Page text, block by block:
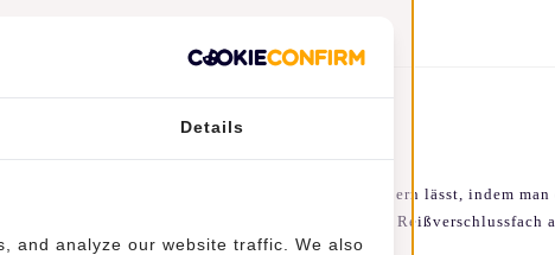
von 43 cm auf 53 cm und auf 21 Liter vergrößern lässt, indem
den nächsten Urlaub. Darüber hinaus gibt es ein Reißverschlussfach
Details
and analyze our website traffic. We also